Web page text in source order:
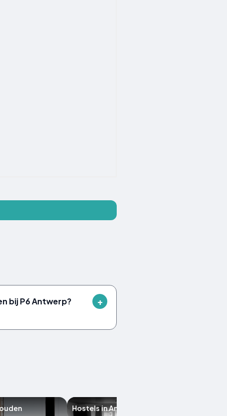
bij P6 Antwerp?
Hostels in Antwerpen